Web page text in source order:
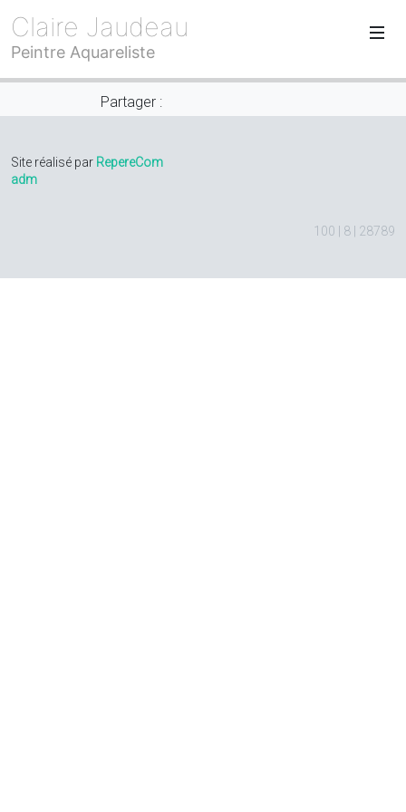
Claire Jaudeau
Peintre Aquareliste
Partager :
Site réalisé par RepereCom
adm
100 | 8 | 28789